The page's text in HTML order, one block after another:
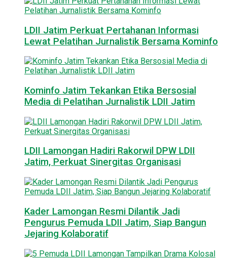
LDII Jatim Perkuat Pertahanan Informasi
Lewat Pelatihan Jurnalistik Bersama Kominfo
Kominfo Jatim Tekankan Etika Bersosial
Media di Pelatihan Jurnalistik LDII Jatim
LDII Lamongan Hadiri Rakorwil DPW LDII
Jatim, Perkuat Sinergitas Organisasi
Kader Lamongan Resmi Dilantik Jadi
Pengurus Pemuda LDII Jatim, Siap Bangun
Jejaring Kolaboratif